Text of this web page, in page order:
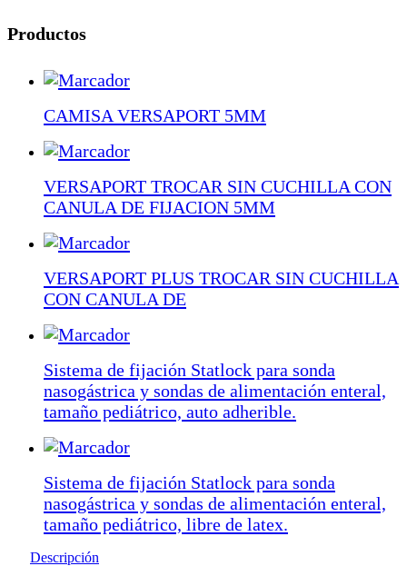
Productos
CAMISA VERSAPORT 5MM
VERSAPORT TROCAR SIN CUCHILLA CON
CANULA DE FIJACION 5MM
VERSAPORT PLUS TROCAR SIN CUCHILLA
CON CANULA DE
Sistema de fijación Statlock para sonda
nasogástrica y sondas de alimentación enteral,
tamaño pediátrico, auto adherible.
Sistema de fijación Statlock para sonda
nasogástrica y sondas de alimentación enteral,
tamaño pediátrico, libre de latex.
Descripción